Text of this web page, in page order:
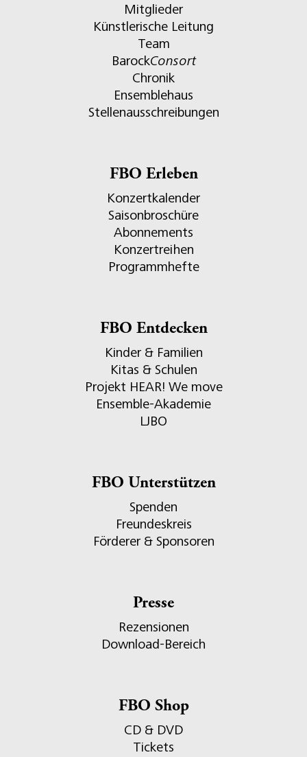
Mitglieder
Künstlerische Leitung
Team
BarockConsort
Chronik
Ensemblehaus
Stellenausschreibungen
FBO Erleben
Konzertkalender
Saisonbroschüre
Abonnements
Konzertreihen
Programmhefte
FBO Entdecken
Kinder & Familien
Kitas & Schulen
Projekt HEAR! We move
Ensemble-Akademie
LJBO
FBO Unterstützen
Spenden
Freundeskreis
Förderer & Sponsoren
Presse
Rezensionen
Download-Bereich
FBO Shop
CD & DVD
Tickets